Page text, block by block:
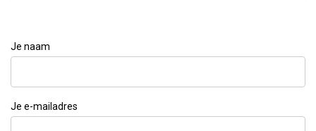
Je naam
Je e-mailadres